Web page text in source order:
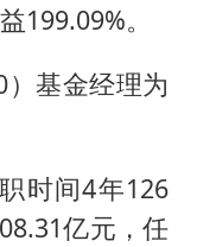
199.09%。
）基金经理为
时间4年126
亿元，任